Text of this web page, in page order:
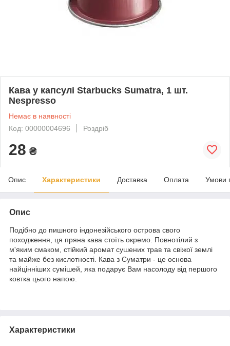
Кава у капсулі Starbucks Sumatra, 1 шт.
Nespresso
Немає в наявності
Код: 00000004696
Роздріб
28 ₴
Опис Характеристики Доставка Оплата Умови
Опис
Подібно до пишного індонезійського острова свого
походження, ця пряна кава стоїть окремо. Повнотілий з
м'яким смаком, стійкий аромат сушених трав та свіжої землі
та майже без кислотності. Кава з Суматри - це основа
найцінніших сумішей, яка подарує Вам насолоду від першого
ковтка цього напою.
Характеристики